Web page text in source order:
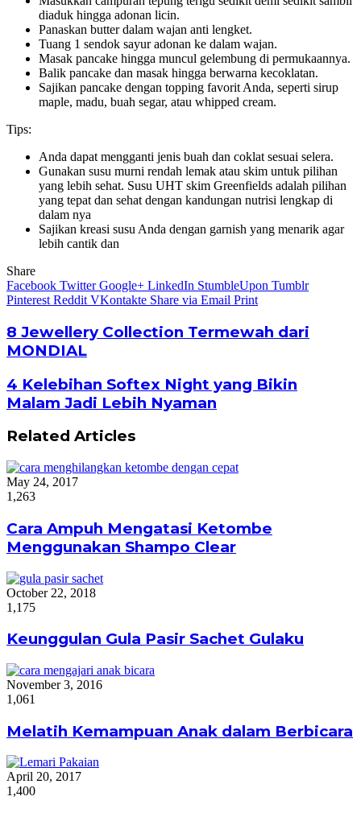
diaduk hingga adonan licin.
Panaskan butter dalam wajan anti lengket.
Tuang 1 sendok sayur adonan ke dalam wajan.
Masak pancake hingga muncul gelembung di permukaannya.
Balik pancake dan masak hingga berwarna kecoklatan.
Sajikan pancake dengan topping favorit Anda, seperti sirup
maple, madu, buah segar, atau whipped cream.
Tips:
Anda dapat mengganti jenis buah dan coklat sesuai selera.
Gunakan susu murni rendah lemak atau skim untuk pilihan
yang lebih sehat. Susu UHT skim Greenfields adalah pilihan
yang tepat dan sehat dengan kandungan nutrisi lengkap di
dalam nya
Sajikan kreasi susu Anda dengan garnish yang menarik agar
lebih cantik dan
Share
Facebook Twitter Google+ LinkedIn StumbleUpon Tumblr
Pinterest Reddit VKontakte Share via Email Print
8 Jewellery Collection Termewah dari
MONDIAL
4 Kelebihan Softex Night yang Bikin
Malam Jadi Lebih Nyaman
Related Articles
May 24, 2017
1,263
Cara Ampuh Mengatasi Ketombe
Menggunakan Shampo Clear
October 22, 2018
1,175
Keunggulan Gula Pasir Sachet Gulaku
November 3, 2016
1,061
Melatih Kemampuan Anak dalam Berbicara
April 20, 2017
1,400